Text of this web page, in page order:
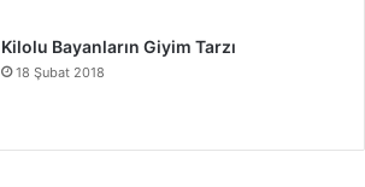
Kilolu Bayanların Giyim Tarzı
18 Şubat 2018